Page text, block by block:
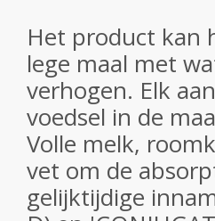
Het product kan
lege maal met
verhogen. Elk
voedsel in de
Volle melk,
vet om de
gelijktijdige